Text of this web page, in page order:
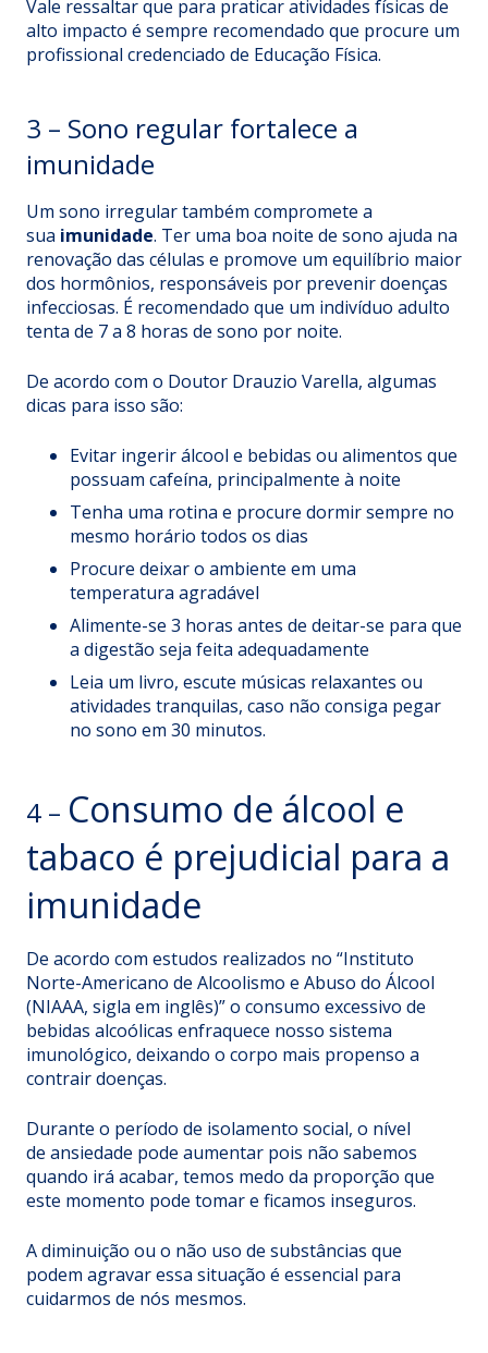
Vale ressaltar que para praticar atividades físicas de
alto impacto é sempre recomendado que procure um
profissional credenciado de Educação Física.
3 – Sono regular fortalece a
imunidade
Um sono irregular também compromete a
sua imunidade. Ter uma boa noite de sono ajuda na
renovação das células e promove um equilíbrio maior
dos hormônios, responsáveis por prevenir doenças
infecciosas. É recomendado que um indivíduo adulto
tenta de 7 a 8 horas de sono por noite.
De acordo com o Doutor Drauzio Varella, algumas
dicas para isso são:
Evitar ingerir álcool e bebidas ou alimentos que
possuam cafeína, principalmente à noite
Tenha uma rotina e procure dormir sempre no
mesmo horário todos os dias
Procure deixar o ambiente em uma
temperatura agradável
Alimente-se 3 horas antes de deitar-se para que
a digestão seja feita adequadamente
Leia um livro, escute músicas relaxantes ou
atividades tranquilas, caso não consiga pegar
no sono em 30 minutos.
4 – Consumo de álcool e
tabaco é prejudicial para a
imunidade
De acordo com estudos realizados no “Instituto
Norte-Americano de Alcoolismo e Abuso do Álcool
(NIAAA, sigla em inglês)” o consumo excessivo de
bebidas alcoólicas enfraquece nosso sistema
imunológico, deixando o corpo mais propenso a
contrair doenças.
Durante o período de isolamento social, o nível
de ansiedade pode aumentar pois não sabemos
quando irá acabar, temos medo da proporção que
este momento pode tomar e ficamos inseguros.
A diminuição ou o não uso de substâncias que
podem agravar essa situação é essencial para
cuidarmos de nós mesmos.